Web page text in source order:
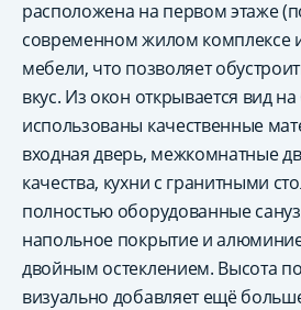
расположена на первом этаже
современном жилом комплексе
мебели, что позволяет
вкус. Из окон открывается вид
использованы качественные
входная дверь, межкомнатные
качества, кухни с гранитными
полностью оборудованные
напольное покрытие и
двойным остеклением. Высота
визуально добавляет ещё